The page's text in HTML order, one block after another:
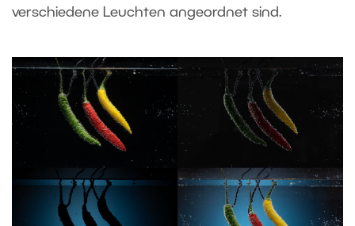
verschiedene Leuchten angeordnet sind.